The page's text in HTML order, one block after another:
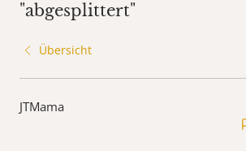
"abgesplittert"
Übersicht
JTMama